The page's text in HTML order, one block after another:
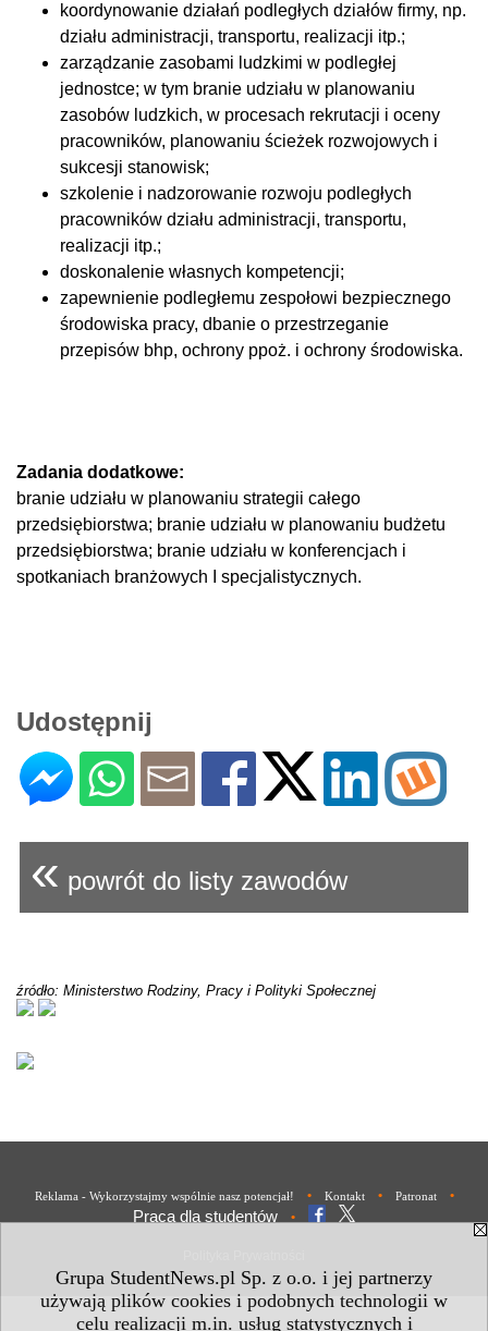
Grupa StudentNews.pl Sp. z o.o. i jej partnerzy
używają plików cookies i podobnych technologii w
celu realizacji m.in. usług statystycznych i
koordynowanie działań podległych działów firmy, np.
działu administracji, transportu, realizacji itp.;
zarządzanie zasobami ludzkimi w podległej
jednostce; w tym branie udziału w planowaniu
zasobów ludzkich, w procesach rekrutacji i oceny
pracowników, planowaniu ścieżek rozwojowych i
sukcesji stanowisk;
szkolenie i nadzorowanie rozwoju podległych
pracowników działu administracji, transportu,
realizacji itp.;
doskonalenie własnych kompetencji;
zapewnienie podległemu zespołowi bezpiecznego
środowiska pracy, dbanie o przestrzeganie
przepisów bhp, ochrony ppoż. i ochrony środowiska.
Zadania dodatkowe:
branie udziału w planowaniu strategii całego
przedsiębiorstwa; branie udziału w planowaniu budżetu
przedsiębiorstwa; branie udziału w konferencjach i
spotkaniach branżowych I specjalistycznych.
Udostępnij
« powrót do listy zawodów
źródło: Ministerstwo Rodziny, Pracy i Polityki Społecznej
Reklama - Wykorzystajmy wspólnie nasz potencjał! • Kontakt • Patronat •
Praca dla studentów •